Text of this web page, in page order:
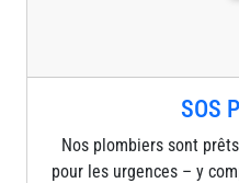
SOS
Nos plombiers sont
pour les urgences – y